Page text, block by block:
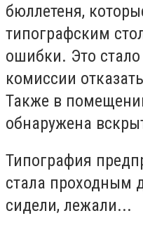
бюллетеня,
типографским
ошибки. Это
комиссии
Также в
обнаружена
Типография
стала проходным
сидели, лежали...